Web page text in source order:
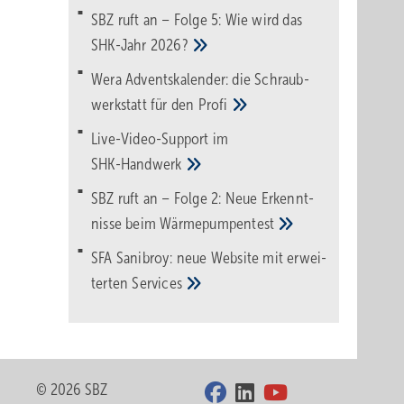
SBZ ruft an – Folge 5: Wie wird das
SHK-Jahr 2026?
Wera Adventskalender: die Schraub­
werk­statt für den Pro­fi
Live-Video-Support im
SHK-Handwerk
SBZ ruft an – Folge 2: Neue Erkennt­
nisse beimWärme­pumpen­test
SFA Sanibroy: neue Web­site mit erwei­
tertenServices
© 2026 SBZ